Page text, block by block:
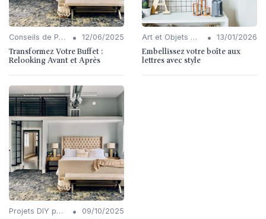
Conseils de Personnalisation • 12/06/2025
Transformez Votre Buffet :
Relooking Avant et Après
Art et Objets Décoratifs • 13/01/2026
Embellissez votre boîte aux
lettres avec style
Projets DIY pour l'Intérieur • 09/10/2025